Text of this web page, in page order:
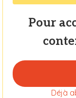
Pour
Déjà